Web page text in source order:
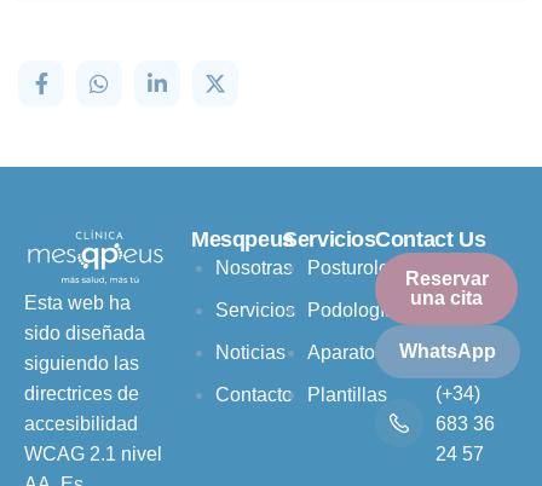
Esta web ha
sido diseñada
siguiendo las
directrices de
accesibilidad
WCAG 2.1 nivel
Mesqpeus
Nosotras
Servicios
Noticias
Contacto
Servicios
Posturología
Podología
Aparatología
Plantillas
Contact Us
Reservar
una cita
WhatsApp
(+34)
683 36
24 57